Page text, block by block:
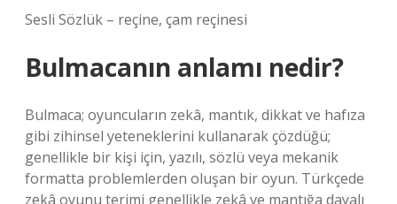
Sesli Sözlük – reçine, çam reçinesi
Bulmacanın anlamı nedir?
Bulmaca; oyuncuların zekâ, mantık, dikkat ve hafıza
gibi zihinsel yeteneklerini kullanarak çözdüğü;
genellikle bir kişi için, yazılı, sözlü veya mekanik
formatta problemlerden oluşan bir oyun. Türkçede
zekâ oyunu terimi genellikle zekâ ve mantığa dayalı